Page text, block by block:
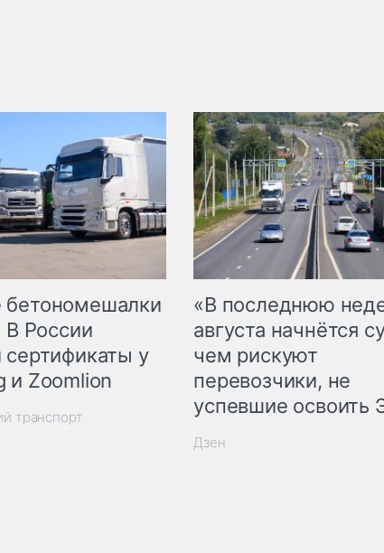
В России
сертификаты у
и Zoomlion
транспорт
«В последнюю
августа начнётся
чем рискуют
перевозчики, не
успевшие освоить
Дзен